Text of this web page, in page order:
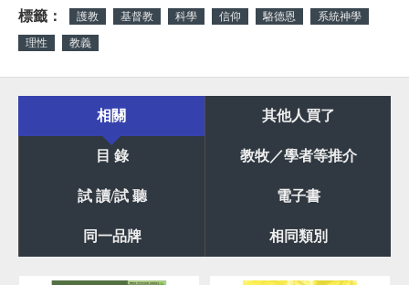
標籤： 護教 基督教 科學 信仰 駱德恩 系統神學
理性 教義
相關 其他人買了
目 錄 教牧／學者等推介
試 讀/試 聽 電子書
同一品牌 相同類別